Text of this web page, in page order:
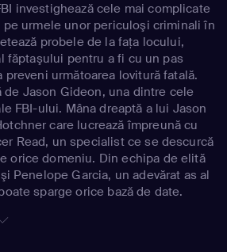
investighează cele mai complicate
urmele unor periculoşi criminali în
probele de la faţa locului,
făptaşului pentru a fi cu un pas
următoarea lovitură fatală.
de Jason Gideon, una dintre cele
FBI-ului. Mâna dreaptă a lui Jason
care lucrează împreună cu
Read, un specialist ce se descurcă
orice domeniu. Din echipa de elită
Penelope Garcia, un adevărat as al
sparge orice bază de date.